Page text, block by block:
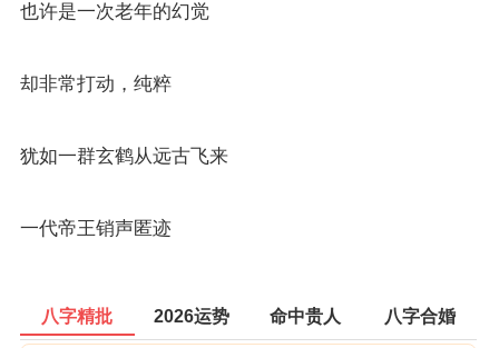
也许是一次老年的幻觉
却非常打动，纯粹
犹如一群玄鹤从远古飞来
一代帝王销声匿迹
八字精批 2026运势 命中贵人 八字合婚